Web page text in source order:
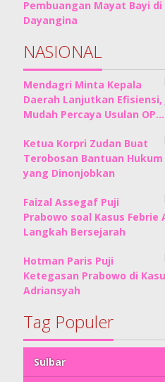
Pembuangan Mayat Bayi di
Dayangina
NASIONAL
Mendagri Minta Kepala
Daerah Lanjutkan Efisiensi,
Mudah Percaya Usulan OP…
Ketua Korpri Zudan Buat
Terobosan Bantuan Hukum
yang Dinonjobkan
Faizal Assegaf Puji
Prabowo soal Kasus Febrie
Langkah Bersejarah
Hotman Paris Puji
Ketegasan Prabowo di
Adriansyah
Tag Populer
Sulbar